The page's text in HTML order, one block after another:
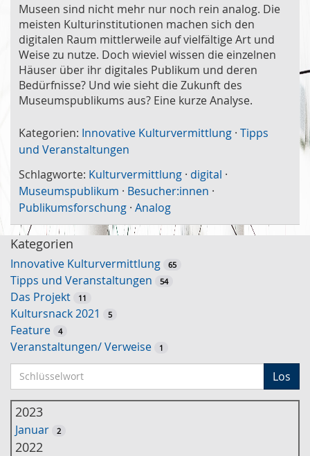
Museen sind nicht mehr nur noch rein analog. Die
meisten Kulturinstitutionen machen sich den
digitalen Raum mittlerweile auf vielfältige Art und
Weise zu nutze. Doch wieviel wissen die einzelnen
Häuser über ihr digitales Publikum und deren
Bedürfnisse? Und wie sieht die Zukunft des
Museumspublikums aus? Eine kurze Analyse.
Kategorien: Innovative Kulturvermittlung · Tipps
und Veranstaltungen
Schlagworte: Kulturvermittlung · digital ·
Museumspublikum · Besucher:innen ·
Publikumsforschung · Analog
Kategorien
Innovative Kulturvermittlung 65
Tipps und Veranstaltungen 54
Das Projekt 11
Kultursnack 2021 5
Feature 4
Veranstaltungen/ Verweise 1
c
h
ü
Los
2023
Januar 2
2022